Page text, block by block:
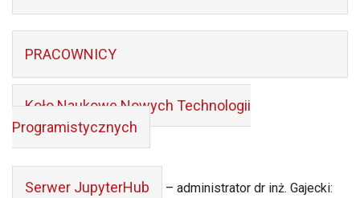
PRACOWNICY
Koło Naukowe Nowych Technologii
Programistycznych
Serwer JupyterHub
– administrator dr inż. Gajecki: